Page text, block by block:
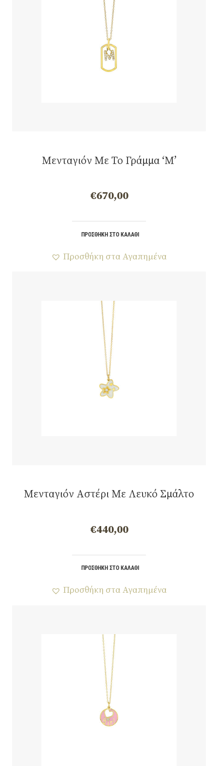
Μενταγιόν Με Το Γράμμα ‘Μ’
€670,00
ΠΡΟΣΘΉΚΗ ΣΤΟ ΚΑΛΆΘΙ
Προσθήκη στα Αγαπημένα
Μενταγιόν Αστέρι Με Λευκό Σμάλτο
€440,00
ΠΡΟΣΘΉΚΗ ΣΤΟ ΚΑΛΆΘΙ
Προσθήκη στα Αγαπημένα